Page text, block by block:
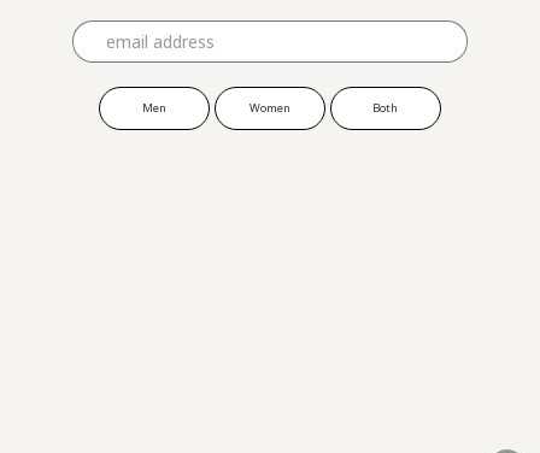
Men Women Both